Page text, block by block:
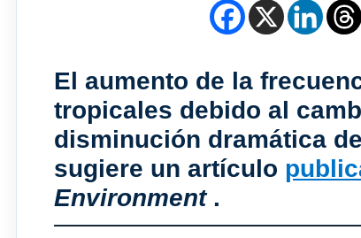
El aumento de la
tropicales debido al
disminución dramática
sugiere un artículo
Environment.